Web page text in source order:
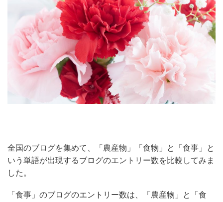
全国のブログを集めて、「農産物」「食物」と「食事」と
いう単語が出現するブログのエントリー数を比較してみま
した。
「食事」のブログのエントリー数は、「農産物」と「食